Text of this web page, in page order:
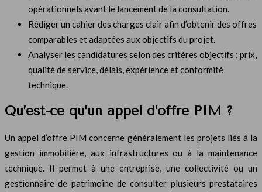
opérationnels avant le lancement de la consultation.
Rédiger un cahier des charges clair afin d’obtenir des offres
comparables et adaptées aux objectifs du projet.
Analyser les candidatures selon des critères objectifs : prix,
qualité de service, délais, expérience et conformité
technique.
Qu’est-ce qu’un appel d’offre PIM ?
Un appel d’offre PIM concerne généralement les projets liés à la
gestion immobilière, aux infrastructures ou à la maintenance
technique. Il permet à une entreprise, une collectivité ou un
gestionnaire de patrimoine de consulter plusieurs prestataires